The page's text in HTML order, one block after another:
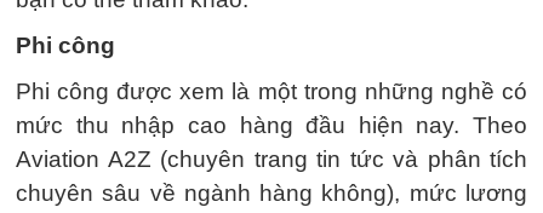
Phi công
Phi công được xem là một trong những nghề có
mức thu nhập cao hàng đầu hiện nay. Theo
Aviation A2Z (chuyên trang tin tức và phân tích
chuyên sâu về ngành hàng không), mức lương